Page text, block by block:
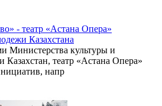
- театр «Астана Опера»
Казахстана
Министерства культуры и
театр «Астана Опера»
напр